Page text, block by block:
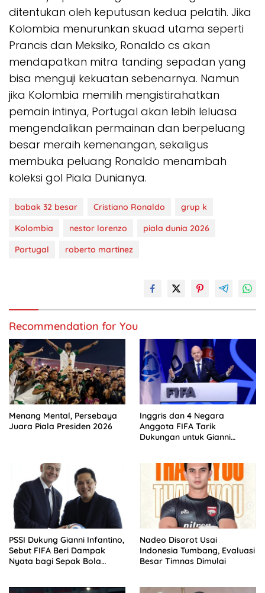
ditentukan oleh keputusan kedua pelatih. Jika
Kolombia menurunkan skuad utama seperti
Prancis dan Meksiko, Ronaldo cs akan
mendapatkan mitra tanding sepadan yang
bisa menguji kekuatan sebenarnya. Namun
jika Kolombia memilih mengistirahatkan
pemain intinya, Portugal akan lebih leluasa
mengendalikan permainan dan berpeluang
besar meraih kemenangan, sekaligus
membuka peluang Ronaldo menambah
koleksi gol Piala Dunianya.
babak 32 besar Cristiano Ronaldo
grup k
Kolombia
nestor lorenzo
piala dunia 2026
Portugal
roberto martinez
Recommendation for You
Menang Mental, Persebaya
Juara Piala Presiden 2026
Inggris dan 4 Negara
Anggota FIFA Tarik
Dukungan untuk Gianni
PSSI Dukung Gianni Infantino,
Sebut FIFA Beri Dampak
Nyata bagi Sepak Bola
Nadeo Disorot Usai
Indonesia Tumbang, Evaluasi
Besar Timnas Dimulai